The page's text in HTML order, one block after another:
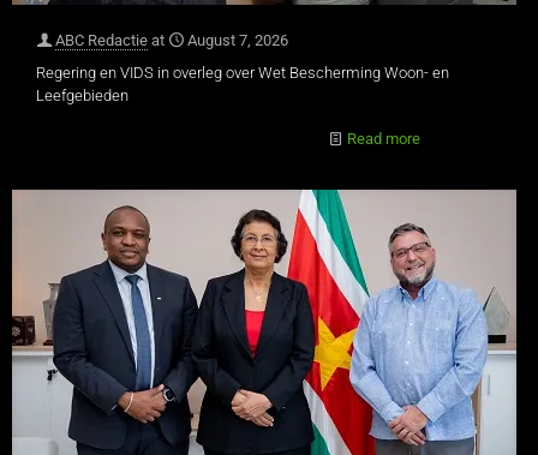
ABC Redactie at
August 7, 2026
Regering en VIDS in overleg over Wet Bescherming Woon- en
Leefgebieden
Read more